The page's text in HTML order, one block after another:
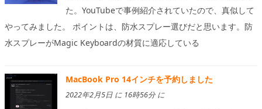
た。YouTubeで事例紹介されていたので、真似して
やってみました。 ポイントは、防水スプレー選びだと思います。防
水スプレーがMagic Keyboardの材質に適応している
MacBook Pro 14インチを予約しました
2022年2月5日 に 16時56分 に